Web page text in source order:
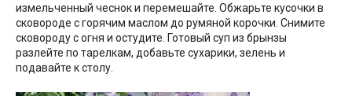
измельченный чеснок и перемешайте. Обжарьте кусочки в
сковороде с горячим маслом до румяной корочки. Снимите
сковороду с огня и остудите. Готовый суп из брынзы
разлейте по тарелкам, добавьте сухарики, зелень и
подавайте к столу.